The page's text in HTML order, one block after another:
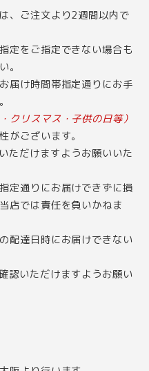
、ご注文より2週間以内で
定をご指定できない場合も
。
届け時間帯指定通りにお手
クリスマス・子供の日等）
がございます。
ただけますようお願いいた
定通りにお届けできずに損
店では責任を負いかねま
配達日時にお届けできない
認いただけますようお願い